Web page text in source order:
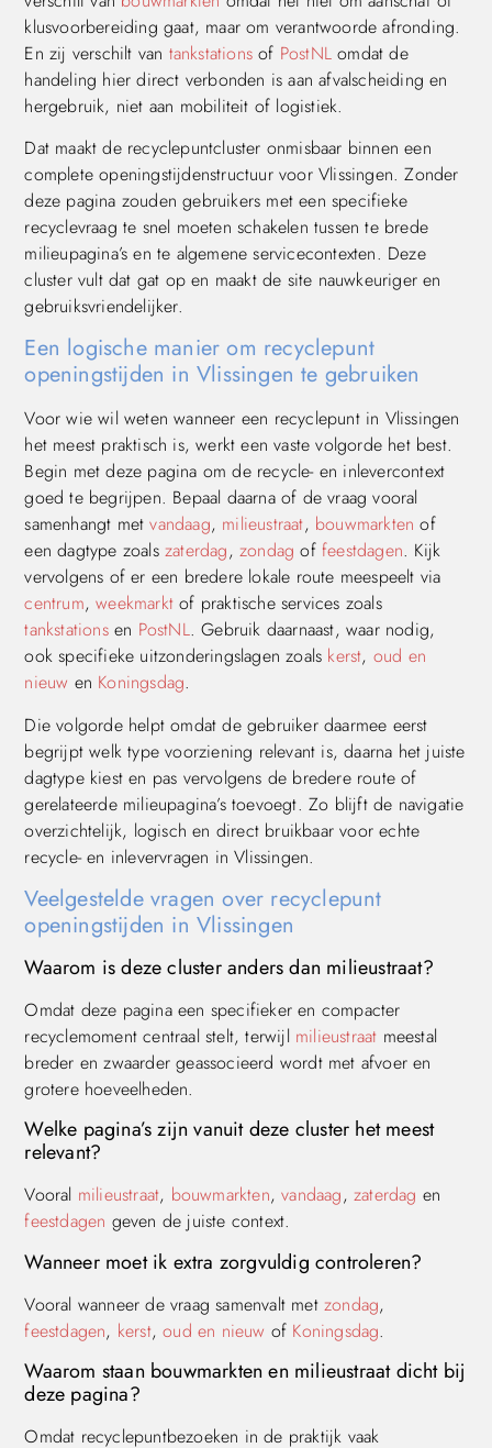
klusvoorbereiding gaat, maar om verantwoorde afronding.
En zij verschilt van tankstations of PostNL omdat de
handeling hier direct verbonden is aan afvalscheiding en
hergebruik, niet aan mobiliteit of logistiek.
Dat maakt de recyclepuntcluster onmisbaar binnen een
complete openingstijdenstructuur voor Vlissingen. Zonder
deze pagina zouden gebruikers met een specifieke
recyclevraag te snel moeten schakelen tussen te brede
milieupagina’s en te algemene servicecontexten. Deze
cluster vult dat gat op en maakt de site nauwkeuriger en
gebruiksvriendelijker.
Een logische manier om recyclepunt
openingstijden in Vlissingen te gebruiken
Voor wie wil weten wanneer een recyclepunt in Vlissingen
het meest praktisch is, werkt een vaste volgorde het best.
Begin met deze pagina om de recycle- en inlevercontext
goed te begrijpen. Bepaal daarna of de vraag vooral
samenhangt metvandaag, milieustraat, bouwmarkten of
een dagtype zoals zaterdag,zondag of feestdagen. Kijk
vervolgens of er een bredere lokale route meespeelt via
centrum,weekmarkt of praktische services zoals
tankstationsen PostNL. Gebruik daarnaast, waar nodig,
ook specifieke uitzonderingslagen zoals kerst, oud en
nieuw en Koningsdag.
Die volgorde helpt omdat de gebruiker daarmee eerst
begrijpt welk type voorziening relevant is, daarna het juiste
dagtype kiest en pas vervolgens de bredere route of
gerelateerde milieupagina’s toevoegt. Zo blijft de navigatie
overzichtelijk, logisch en direct bruikbaar voor echte
recycle- en inlevervragen in Vlissingen.
Veelgestelde vragen over recyclepunt
openingstijden in Vlissingen
Waarom is deze cluster anders dan milieustraat?
Omdat deze pagina een specifieker en compacter
recyclemoment centraal stelt, terwijl milieustraat meestal
breder en zwaarder geassocieerd wordt met afvoer en
grotere hoeveelheden.
Welke pagina’s zijn vanuit deze cluster het meest
relevant?
Vooral milieustraat, bouwmarkten,vandaag,zaterdag en
feestdagen geven de juiste context.
Wanneer moet ik extra zorgvuldig controleren?
Vooral wanneer de vraag samenvalt met zondag,
feestdagen, kerst,oud en nieuw of Koningsdag.
Waarom staan bouwmarkten en milieustraat dicht bij
deze pagina?
Omdat recyclepuntbezoeken in de praktijk vaak